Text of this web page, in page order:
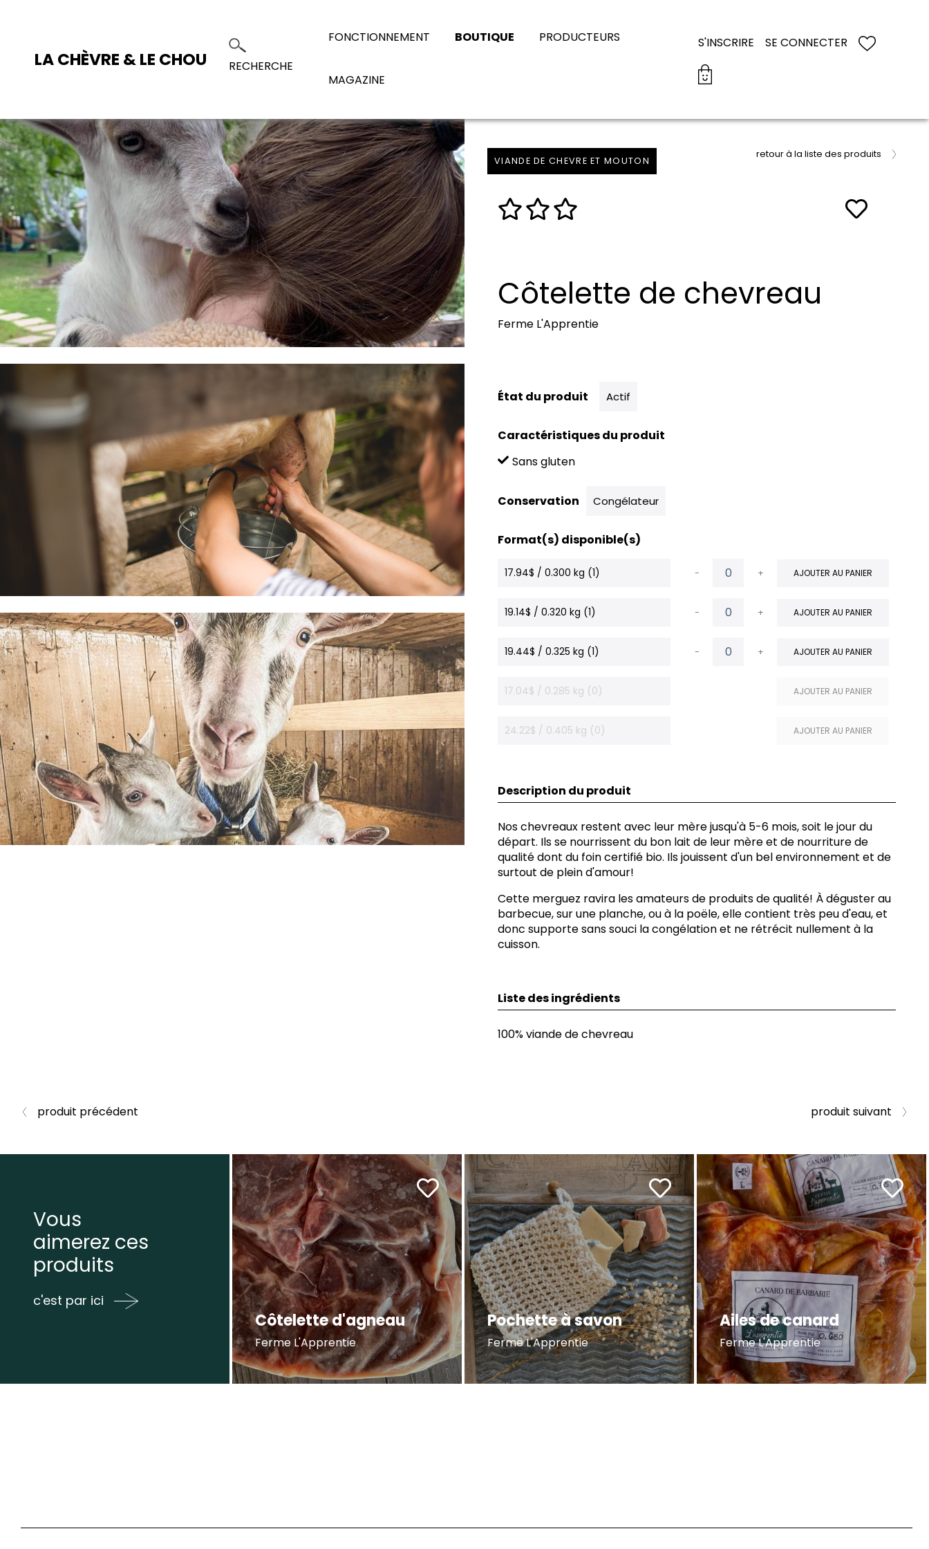
LA CHÈVRE & LE CHOU RECHERCHE
FONCTIONNEMENT BOUTIQUE PRODUCTEURS
MAGAZINE
S'INSCRIRE SE CONNECTER
VIANDE DE CHEVRE ET MOUTON
retour à la liste des produits
Côtelette de chevreau
Ferme L'Apprentie
État du produit Actif
Caractéristiques du produit
Sans gluten
Conservation Congélateur
Format(s) disponible(s)
17.94$ / 0.300 kg (1) - + AJOUTER AU PANIER
19.14$ / 0.320 kg (1) - + AJOUTER AU PANIER
19.44$ / 0.325 kg (1) - + AJOUTER AU PANIER
17.04$ / 0.285 kg (0) AJOUTER AU PANIER
24.22$ / 0.405 kg (0) AJOUTER AU PANIER
Description du produit
Nos chevreaux restent avec leur mère jusqu'à 5-6 mois, soit le jour du
départ. Ils se nourrissent du bon lait de leur mère et de nourriture de
qualité dont du foin certifié bio. Ils jouissent d'un bel environnement et de
surtout de plein d'amour!
Cette merguez ravira les amateurs de produits de qualité! À déguster au
barbecue, sur une planche, ou à la poële, elle contient très peu d'eau, et
donc supporte sans souci la congélation et ne rétrécit nullement à la
cuisson.
Liste des ingrédients
100% viande de chevreau
produit précédent produit suivant
Vous
aimerez ces
produits
c'est par ici
Côtelette d'agneau
Ferme L'Apprentie
Pochette à savon
Ferme L'Apprentie
Ailes de canard
Ferme L'Apprentie